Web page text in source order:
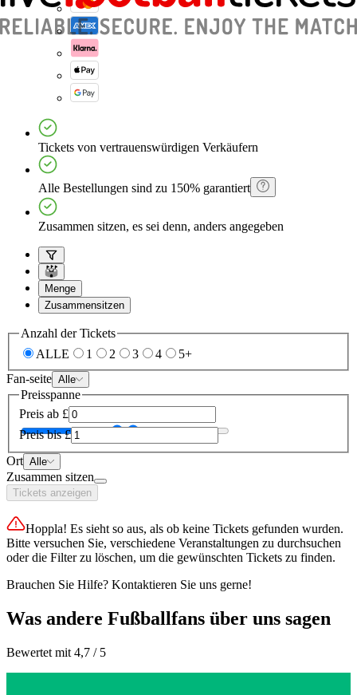
Tickets von vertrauenswürdigen Verkäufern
Alle Bestellungen sind zu 150% garantiert
Zusammen sitzen, es sei denn, anders angegeben
Menge
Zusammensitzen
Anzahl der Tickets
ALLE
1 2 3 4
5+
Fan-seite Alle
Preisspanne
Preis ab £
Preis bis £
Ort Alle
Zusammen sitzen
Tickets anzeigen
Hoppla! Es sieht so aus, als ob keine Tickets gefunden wurden.
Bitte versuchen Sie, verschiedene Veranstaltungen zu durchsuchen
oder die Filter zu löschen, um die gewünschten Tickets zu finden.
Brauchen Sie Hilfe? Kontaktieren Sie uns gerne!
Was andere Fußballfans über uns sagen
Bewertet mit 4,7 / 5